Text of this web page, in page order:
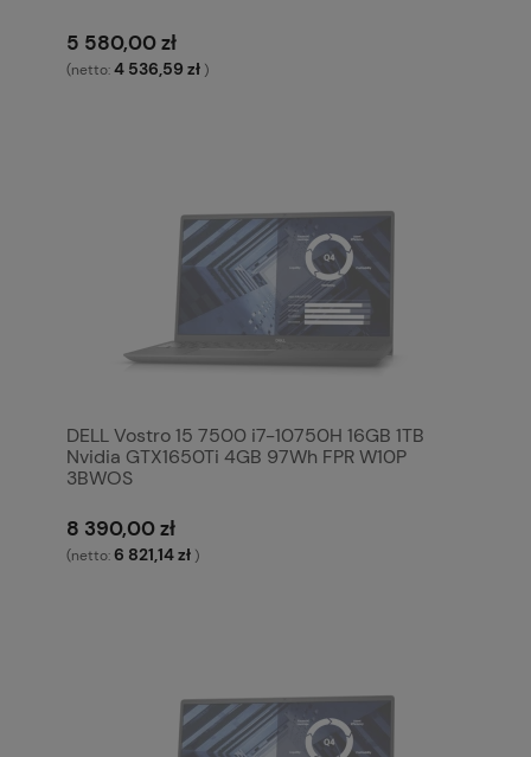
5 580,00 zł
(netto:4 536,59 zł )
DELL Vostro 15 7500 i7-10750H 16GB 1TB
Nvidia GTX1650Ti 4GB 97Wh FPR W10P
3BWOS
8 390,00 zł
(netto:6 821,14 zł )